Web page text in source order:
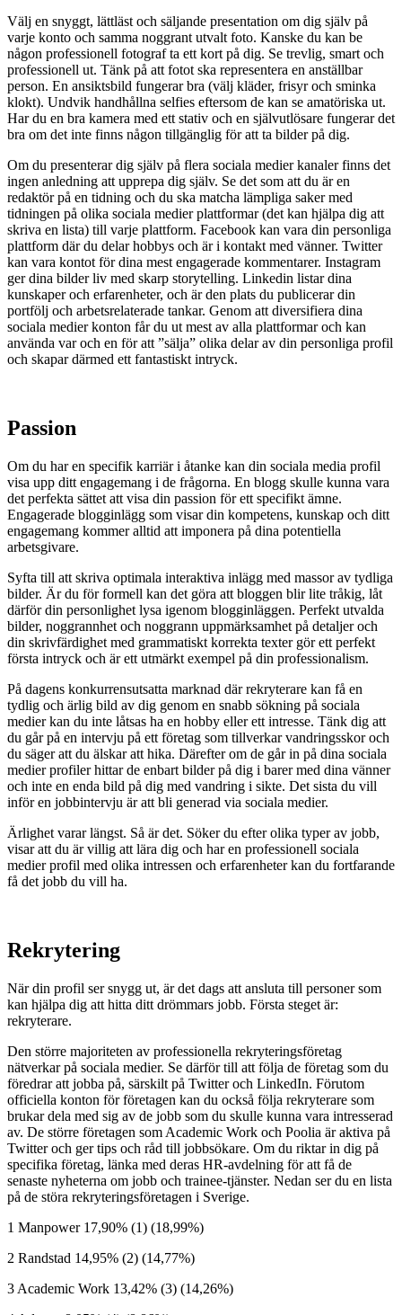
Välj en snyggt, lättläst och säljande presentation om dig själv på
varje konto och samma noggrant utvalt foto. Kanske du kan be
någon professionell fotograf ta ett kort på dig. Se trevlig, smart och
professionell ut. Tänk på att fotot ska representera en anställbar
person. En ansiktsbild fungerar bra (välj kläder, frisyr och sminka
klokt). Undvik handhållna selfies eftersom de kan se amatöriska ut.
Har du en bra kamera med ett stativ och en självutlösare fungerar det
bra om det inte finns någon tillgänglig för att ta bilder på dig.
Om du presenterar dig själv på flera sociala medier kanaler finns det
ingen anledning att upprepa dig själv. Se det som att du är en
redaktör på en tidning och du ska matcha lämpliga saker med
tidningen på olika sociala medier plattformar (det kan hjälpa dig att
skriva en lista) till varje plattform. Facebook kan vara din personliga
plattform där du delar hobbys och är i kontakt med vänner. Twitter
kan vara kontot för dina mest engagerade kommentarer. Instagram
ger dina bilder liv med skarp storytelling. Linkedin listar dina
kunskaper och erfarenheter, och är den plats du publicerar din
portfölj och arbetsrelaterade tankar. Genom att diversifiera dina
sociala medier konton får du ut mest av alla plattformar och kan
använda var och en för att ”sälja” olika delar av din personliga profil
och skapar därmed ett fantastiskt intryck.
Passion
Om du har en specifik karriär i åtanke kan din sociala media profil
visa upp ditt engagemang i de frågorna. En blogg skulle kunna vara
det perfekta sättet att visa din passion för ett specifikt ämne.
Engagerade blogginlägg som visar din kompetens, kunskap och ditt
engagemang kommer alltid att imponera på dina potentiella
arbetsgivare.
Syfta till att skriva optimala interaktiva inlägg med massor av tydliga
bilder. Är du för formell kan det göra att bloggen blir lite tråkig, låt
därför din personlighet lysa igenom blogginläggen. Perfekt utvalda
bilder, noggrannhet och noggrann uppmärksamhet på detaljer och
din skrivfärdighet med grammatiskt korrekta texter gör ett perfekt
första intryck och är ett utmärkt exempel på din professionalism.
På dagens konkurrensutsatta marknad där rekryterare kan få en
tydlig och ärlig bild av dig genom en snabb sökning på sociala
medier kan du inte låtsas ha en hobby eller ett intresse. Tänk dig att
du går på en intervju på ett företag som tillverkar vandringsskor och
du säger att du älskar att hika. Därefter om de går in på dina sociala
medier profiler hittar de enbart bilder på dig i barer med dina vänner
och inte en enda bild på dig med vandring i sikte. Det sista du vill
inför en jobbintervju är att bli generad via sociala medier.
Ärlighet varar längst. Så är det. Söker du efter olika typer av jobb,
visar att du är villig att lära dig och har en professionell sociala
medier profil med olika intressen och erfarenheter kan du fortfarande
få det jobb du vill ha.
Rekrytering
När din profil ser snygg ut, är det dags att ansluta till personer som
kan hjälpa dig att hitta ditt drömmars jobb. Första steget är:
rekryterare.
Den större majoriteten av professionella rekryteringsföretag
nätverkar på sociala medier. Se därför till att följa de företag som du
föredrar att jobba på, särskilt på Twitter och LinkedIn. Förutom
officiella konton för företagen kan du också följa rekryterare som
brukar dela med sig av de jobb som du skulle kunna vara intresserad
av. De större företagen som Academic Work och Poolia är aktiva på
Twitter och ger tips och råd till jobbsökare. Om du riktar in dig på
specifika företag, länka med deras HR-avdelning för att få de
senaste nyheterna om jobb och trainee-tjänster. Nedan ser du en lista
på de störa rekryteringsföretagen i Sverige.
1 Manpower 17,90% (1) (18,99%)
2 Randstad 14,95% (2) (14,77%)
3 Academic Work 13,42% (3) (14,26%)